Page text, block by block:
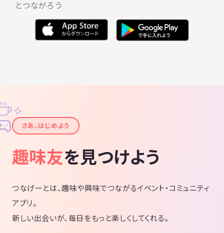
とつながろう
✦
✧
さあ、はじめよう
趣味友を見つけよう
つなげーとは、趣味や興味でつながるイベント・コミュニティ
アプリ。
新しい出会いが、毎日をもっと楽しくしてくれる。